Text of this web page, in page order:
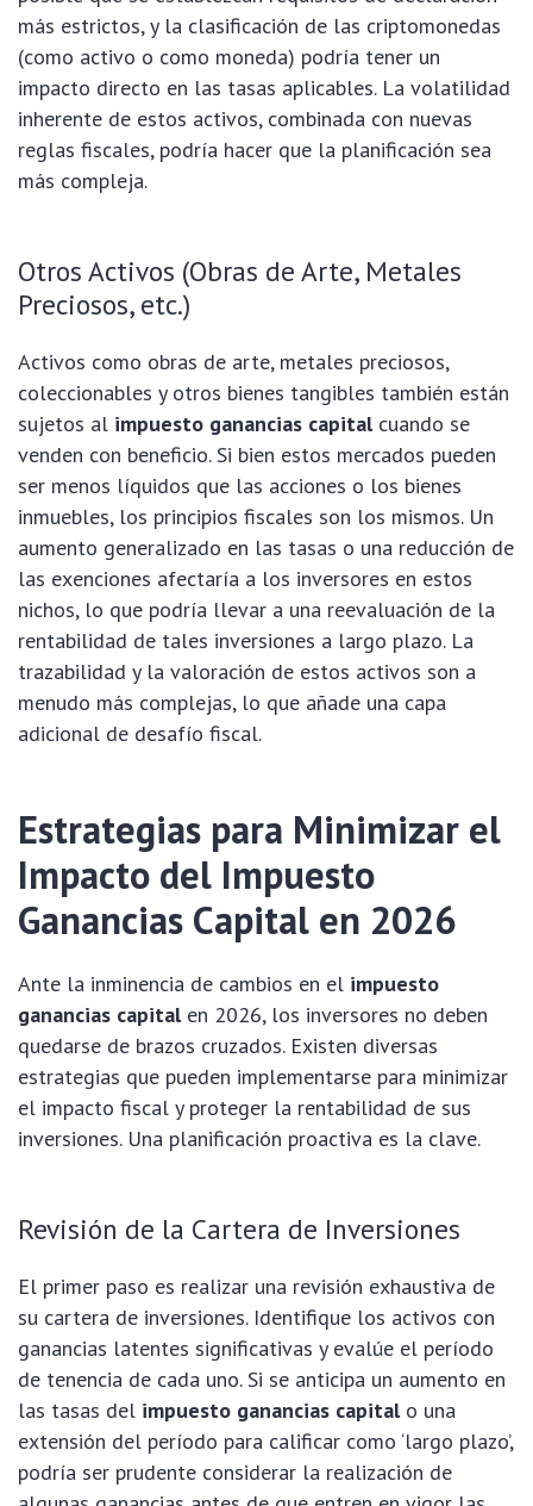
más estrictos, y la clasificación de las criptomonedas
(como activo o como moneda) podría tener un
impacto directo en las tasas aplicables. La volatilidad
inherente de estos activos, combinada con nuevas
reglas fiscales, podría hacer que la planificación sea
más compleja.
Otros Activos (Obras de Arte, Metales
Preciosos, etc.)
Activos como obras de arte, metales preciosos,
coleccionables y otros bienes tangibles también están
sujetos al impuesto ganancias capitalcuando se
venden con beneficio. Si bien estos mercados pueden
ser menos líquidos que las acciones o los bienes
inmuebles, los principios fiscales son los mismos. Un
aumento generalizado en las tasas o una reducción de
las exenciones afectaría a los inversores en estos
nichos, lo que podría llevar a una reevaluación de la
rentabilidad de tales inversiones a largo plazo. La
trazabilidad y la valoración de estos activos son a
menudo más complejas, lo que añade una capa
adicional de desafío fiscal.
Estrategias para Minimizar el
Impacto del Impuesto
Ganancias Capital en 2026
Ante la inminencia de cambios en el impuesto
ganancias capitalen 2026, los inversores no deben
quedarse de brazos cruzados. Existen diversas
estrategias que pueden implementarse para minimizar
el impacto fiscal y proteger la rentabilidad de sus
inversiones. Una planificación proactiva es la clave.
Revisión de la Cartera de Inversiones
El primer paso es realizar una revisión exhaustiva de
su cartera de inversiones. Identifique los activos con
ganancias latentes significativas y evalúe el período
de tenencia de cada uno. Si se anticipa un aumento en
las tasas del impuesto ganancias capitalo una
extensión del período para calificar como ‘largo plazo’,
podría ser prudente considerar la realización de